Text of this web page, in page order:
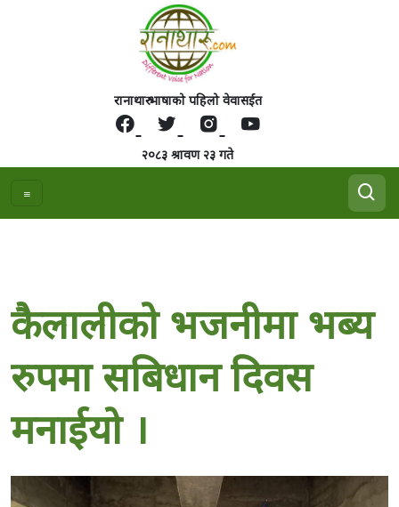
रानाथारु भाषाको पहिलो वेवासईत
२०८३ श्रावण २३ गते
कैलालीको भजनीमा भब्य
रुपमा सबिधान दिवस
मनाईयो ।